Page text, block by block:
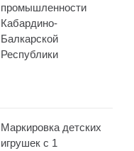
промышленности
Кабардино-
Балкарской
Республики
Маркировка детских
игрушек с 1